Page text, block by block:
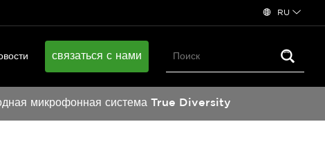
RU
связаться с нами
микрофонная система True Diversity